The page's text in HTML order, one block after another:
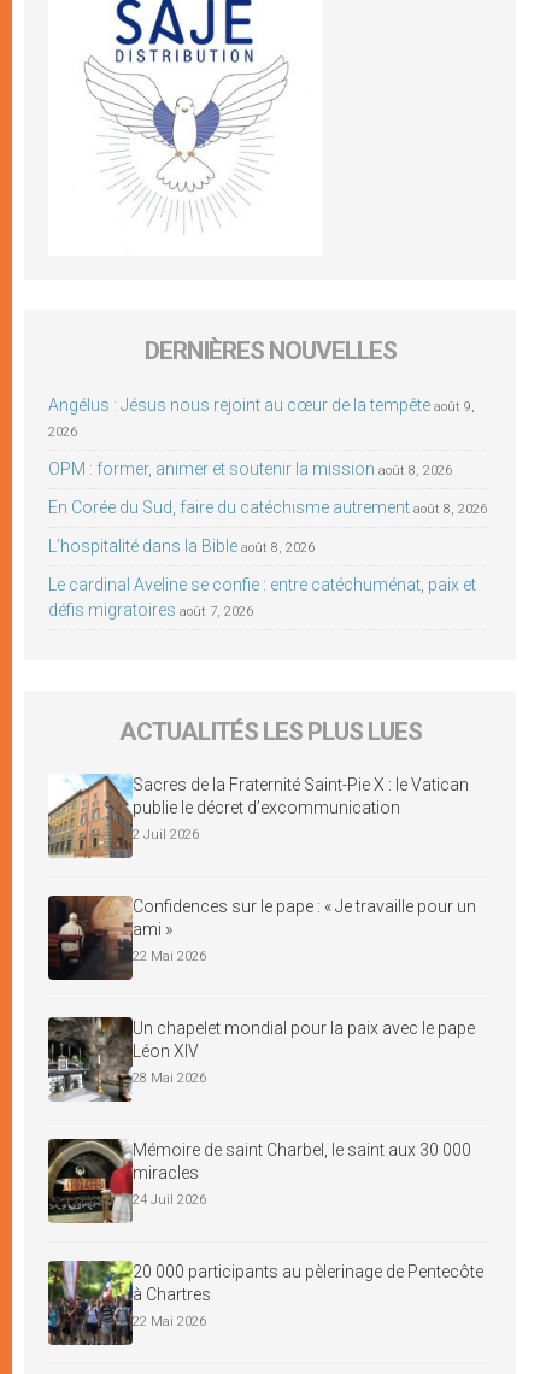
DERNIÈRES NOUVELLES
Angélus : Jésus nous rejoint au cœur de la tempête août 9,
2026
OPM : former, animer et soutenir la mission août 8, 2026
En Corée du Sud, faire du catéchisme autrement août 8, 2026
L’hospitalité dans la Bible août 8, 2026
Le cardinal Aveline se confie : entre catéchuménat, paix et
défis migratoires août 7, 2026
ACTUALITÉS LES PLUS LUES
Sacres de la Fraternité Saint-Pie X : le Vatican
publie le décret d’excommunication
2 Juil 2026
Confidences sur le pape : « Je travaille pour un
ami »
22 Mai 2026
Un chapelet mondial pour la paix avec le pape
Léon XIV
28 Mai 2026
Mémoire de saint Charbel, le saint aux 30 000
miracles
24 Juil 2026
20 000 participants au pèlerinage de Pentecôte
à Chartres
22 Mai 2026